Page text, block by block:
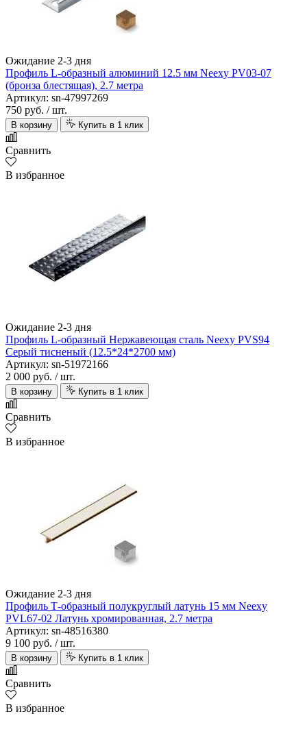
Ожидание 2-3 дня
Профиль L-образный алюминий 12.5 мм Neexy PV03-07
(бронза блестящая), 2.7 метра
Артикул: sn-47997269
750 руб. / шт.
В корзину Купить в 1 клик
Сравнить
В избранное
Ожидание 2-3 дня
Профиль L-образный Нержавеющая сталь Neexy PVS94
Серый тисненый (12.5*24*2700 мм)
Артикул: sn-51972166
2 000 руб. / шт.
В корзину Купить в 1 клик
Сравнить
В избранное
Ожидание 2-3 дня
Профиль Т-образный полукруглый латунь 15 мм Neexy
PVL67-02 Латунь хромированная, 2.7 метра
Артикул: sn-48516380
9 100 руб. / шт.
В корзину Купить в 1 клик
Сравнить
В избранное